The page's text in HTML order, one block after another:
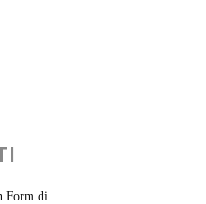
Form di